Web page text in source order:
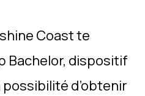
Coast te
Bachelor, dispositif
possibilité d’obtenir